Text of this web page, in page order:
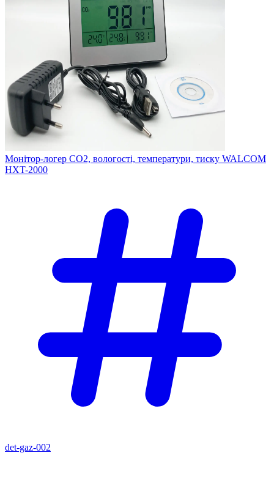
Монітор-логер CO2, вологості, температури, тиску WALCOM
HXT-2000
det-gaz-002